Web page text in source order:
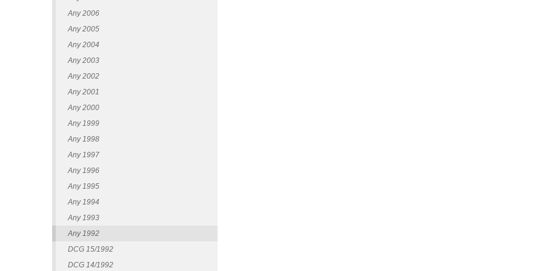
Any 2006
Any 2005
Any 2004
Any 2003
Any 2002
Any 2001
Any 2000
Any 1999
Any 1998
Any 1997
Any 1996
Any 1995
Any 1994
Any 1993
Any 1992
DCG 15/1992
DCG 14/1992